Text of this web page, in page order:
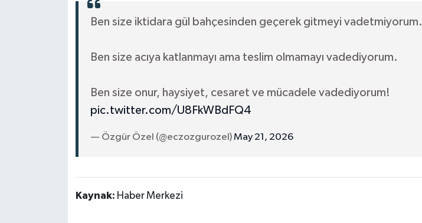
Ben size iktidara gül bahçesinden geçerek gitmeyi vadetmiyorum.
Ben size acıya katlanmayı ama teslim olmamayı vadediyorum.
Ben size onur, haysiyet, cesaret ve mücadele vadediyorum!
pic.twitter.com/U8FkWBdFQ4
— Özgür Özel (@eczozgurozel)May 21, 2026
Kaynak: Haber Merkezi